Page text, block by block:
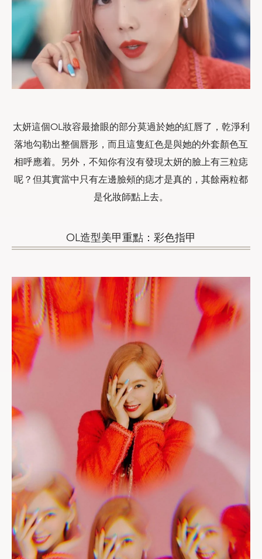
太妍這個OL妝容最搶眼的部分莫過於她的紅唇了，乾淨利
落地勾勒出整個唇形，而且這隻紅色是與她的外套顏色互
相呼應着。另外，不知你有沒有發現太妍的臉上有三粒痣
呢？但其實當中只有左邊臉頰的痣才是真的，其餘兩粒都
是化妝師點上去。
OL造型美甲重點：彩色指甲